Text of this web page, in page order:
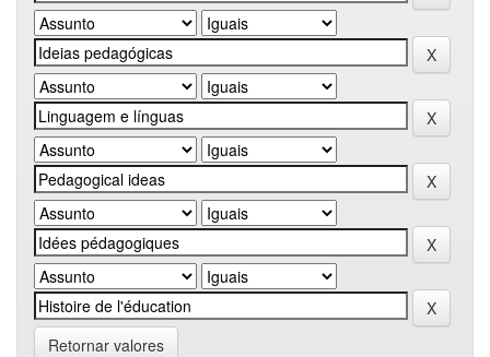
Retornar valores